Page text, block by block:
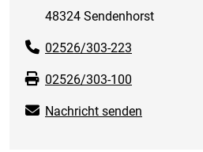
48324 Sendenhorst
02526/303-223
02526/303-100
Nachricht senden